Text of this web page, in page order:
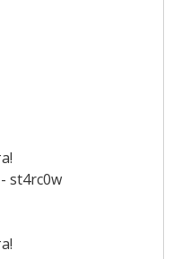
st4rc0w